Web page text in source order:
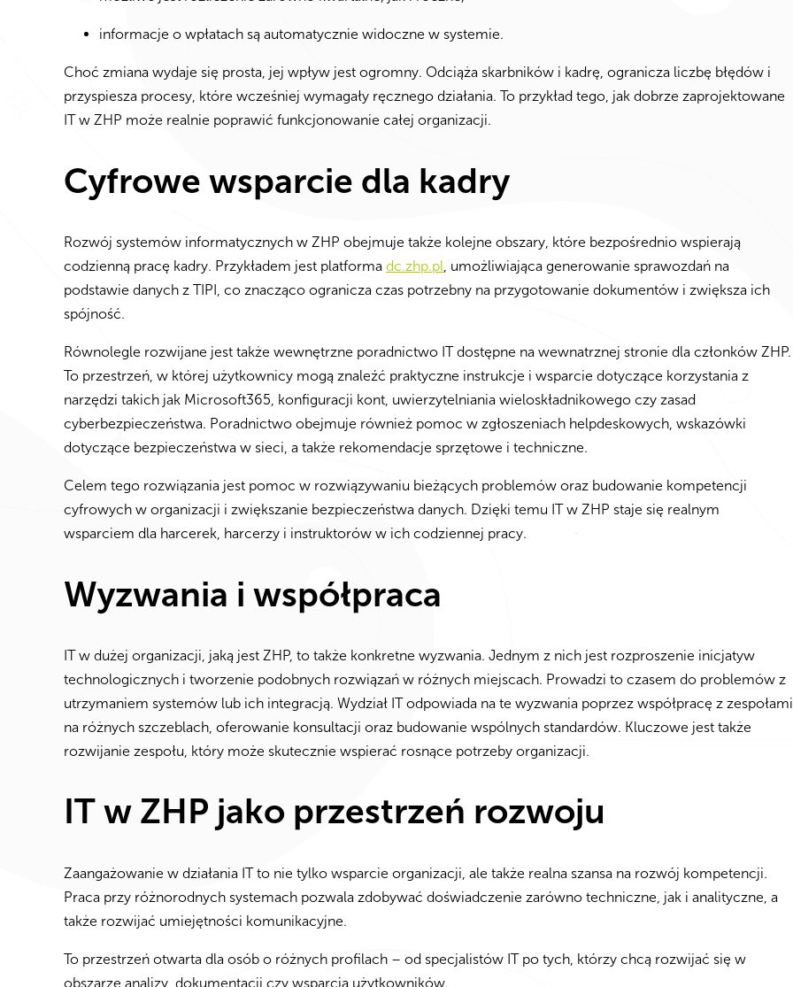
informacje o wpłatach są automatycznie widoczne w systemie.
Choć zmiana wydaje się prosta, jej wpływ jest ogromny. Odciąża skarbników i kadrę, ogranicza liczbę błędów i
przyspiesza procesy, które wcześniej wymagały ręcznego działania. To przykład tego, jak dobrze zaprojektowane
IT w ZHP może realnie poprawić funkcjonowanie całej organizacji.
Cyfrowe wsparcie dla kadry
Rozwój systemów informatycznych w ZHP obejmuje także kolejne obszary, które bezpośrednio wspierają
codzienną pracę kadry. Przykładem jest platforma dc.zhp.pl, umożliwiająca generowanie sprawozdań na
podstawie danych z TIPI, co znacząco ogranicza czas potrzebny na przygotowanie dokumentów i zwiększa ich
spójność.
Równolegle rozwijane jest także wewnętrzne poradnictwo IT dostępne na wewnatrznej stronie dla członków ZHP.
To przestrzeń, w której użytkownicy mogą znaleźć praktyczne instrukcje i wsparcie dotyczące korzystania z
narzędzi takich jak Microsoft365, konfiguracji kont, uwierzytelniania wieloskładnikowego czy zasad
cyberbezpieczeństwa. Poradnictwo obejmuje również pomoc w zgłoszeniach helpdeskowych, wskazówki
dotyczące bezpieczeństwa w sieci, a także rekomendacje sprzętowe i techniczne.
Celem tego rozwiązania jest pomoc w rozwiązywaniu bieżących problemów oraz budowanie kompetencji
cyfrowych w organizacji i zwiększanie bezpieczeństwa danych. Dzięki temu IT w ZHP staje się realnym
wsparciem dla harcerek, harcerzy i instruktorów w ich codziennej pracy.
Wyzwania i współpraca
IT w dużej organizacji, jaką jest ZHP, to także konkretne wyzwania. Jednym z nich jest rozproszenie inicjatyw
technologicznych i tworzenie podobnych rozwiązań w różnych miejscach. Prowadzi to czasem do problemów z
utrzymaniem systemów lub ich integracją. Wydział IT odpowiada na te wyzwania poprzez współpracę z zespołami
na różnych szczeblach, oferowanie konsultacji oraz budowanie wspólnych standardów. Kluczowe jest także
rozwijanie zespołu, który może skutecznie wspierać rosnące potrzeby organizacji.
IT w ZHP jako przestrzeń rozwoju
Zaangażowanie w działania IT to nie tylko wsparcie organizacji, ale także realna szansa na rozwój kompetencji.
Praca przy różnorodnych systemach pozwala zdobywać doświadczenie zarówno techniczne, jak i analityczne, a
także rozwijać umiejętności komunikacyjne.
To przestrzeń otwarta dla osób o różnych profilach – od specjalistów IT po tych, którzy chcą rozwijać się w
obszarze analizy, dokumentacji czy wsparcia użytkowników.